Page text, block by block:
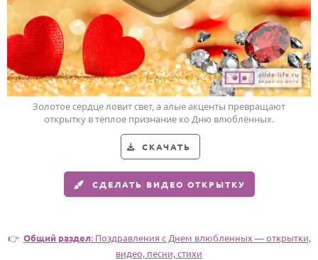
КОМУ
Женщине
Мужчине
Маме
Папе
По именам
Золотое сердце ловит свет, а алые акценты превращают
открытку в тёплое признание ко Дню влюблённых.
СКАЧАТЬ
СДЕЛАТЬ ВИДЕО ОТКРЫТКУ
👉 Общий раздел: Поздравления с Днем влюбленных — открытки,
видео, песни, стихи